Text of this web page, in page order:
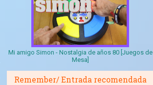
Mi amigo Simon - Nostalgia de años 80 [Juegos de
Mesa]
Remember/ Entrada recomendada